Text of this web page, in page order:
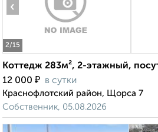
2/15
‹
Коттедж 283м², 2-этажный,
12 000 ₽ в сутки
Краснофлотский район, Щорса 7
Собственник, 05.08.2026